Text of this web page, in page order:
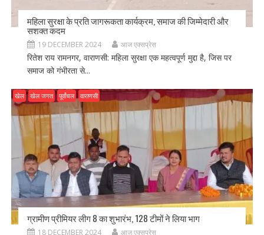
महिला सुरक्षा के प्रति जागरूकता कार्यक्रम, समाज की जिम्मेदारी और
सशक्त कदम
19 DECEMBER 2024 आज एक्सप्रेस
रितेश राय रामनगर, वाराणसी: महिला सुरक्षा एक महत्वपूर्ण मुद्दा है, जिस पर
समाज को गंभीरता से...
खेल खेल जगत पूर्वांचल वाराणसी
ग्रामीण प्रीमियर लीग 8 का शुभारंभ, 128 टीमों ने लिया भाग
18 DECEMBER 2024 आज एक्सप्रेस